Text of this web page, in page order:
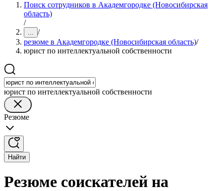
Поиск сотрудников в Академгородке (Новосибирская
область)
/
... /
резюме в Академгородке (Новосибирская область)/
юрист по интеллектуальной собственности
юрист по интеллектуальной собственности
Резюме
Найти
Резюме соискателей на